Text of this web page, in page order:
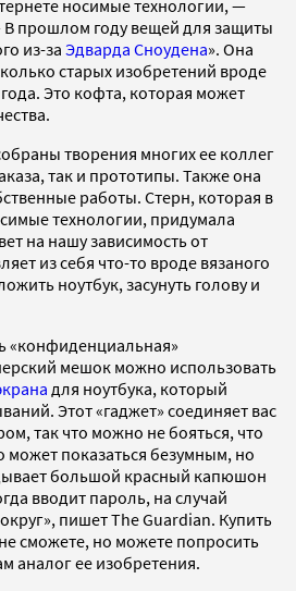
носимые технологии, —
В прошлом году вещей для защиты
из-за Эдварда Сноудена». Она
старых изобретений вроде
Это кофта, которая может
творения многих ее коллег
так и прототипы. Также она
работы. Стерн, которая в
технологии, придумала
на нашу зависимость от
из себя что-то вроде вязаного
ноутбук, засунуть голову и
«конфиденциальная»
мешок можно использовать
для ноутбука, который
Этот «гаджет» соединяет вас
так что можно не бояться, что
может показаться безумным, но
большой красный капюшон
вводит пароль, на случай
пишет The Guardian. Купить
сможете, но можете попросить
аналог ее изобретения.